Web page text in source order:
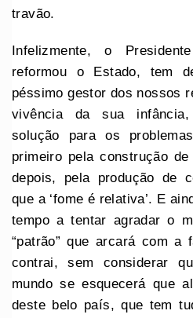
travão.
Infelizmente, o
reformou o Estado, tem
péssimo gestor dos nossos
vivência da sua infância,
solução para os
primeiro pela construção
depois, pela produção de
que a ‘fome é relativa’. E
tempo a tentar agradar o
“patrão” que arcará com a
contrai, sem considerar
mundo se esquecerá que
deste belo país, que tem